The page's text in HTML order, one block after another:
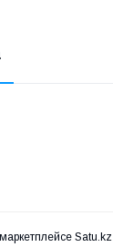
Satu.kz